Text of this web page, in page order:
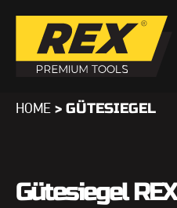
HOME > GÜTESIEGEL
Gütesiegel REX